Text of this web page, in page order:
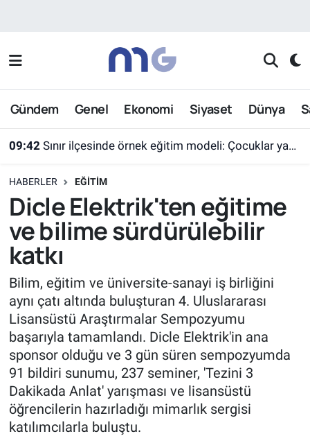
Gündem Genel Ekonomi Siyaset Dünya
09:42 Sınır ilçesinde örnek eğitim modeli: Çocuklar yazın ekran yerine etkinlikleri seçti
HABERLER EĞITIM
Dicle Elektrik'ten eğitime
ve bilime sürdürülebilir
katkı
Bilim, eğitim ve üniversite-sanayi iş birliğini
aynı çatı altında buluşturan 4. Uluslararası
Lisansüstü Araştırmalar Sempozyumu
başarıyla tamamlandı. Dicle Elektrik'in ana
sponsor olduğu ve 3 gün süren sempozyumda
91 bildiri sunumu, 237 seminer, 'Tezini 3
Dakikada Anlat' yarışması ve lisansüstü
öğrencilerin hazırladığı mimarlık sergisi
katılımcılarla buluştu.
Nöbetçi Eczaneler
Hava Durumu
Süper Lig Puan Durumu ve Fikstür
Tüm Manşetler
Son Dakika Haberleri
Haber Arşivi